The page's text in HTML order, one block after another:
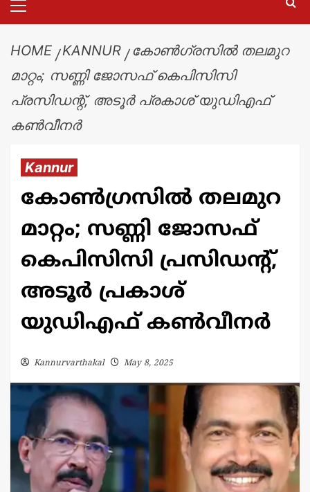
HOME KANNUR
കോൺഗ്രസിൽ തലമുറ
മാറ്റം; സണ്ണി ജോസഫ് കെപിസിസി
പ്രസിഡന്റ്, അടൂർ പ്രകാശ് യുഡിഎഫ്
കൺവീനർ
Kannur
കോൺഗ്രസിൽ തലമുറ
മാറ്റം; സണ്ണി ജോസഫ്
കെപിസിസി പ്രസിഡന്റ്,
അടൂർ പ്രകാശ്
യുഡിഎഫ് കൺവീനർ
Kannurvarthakal May 8, 2025